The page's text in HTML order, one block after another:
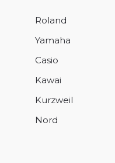
Roland
Yamaha
Casio
Kawai
Kurzweil
Nord